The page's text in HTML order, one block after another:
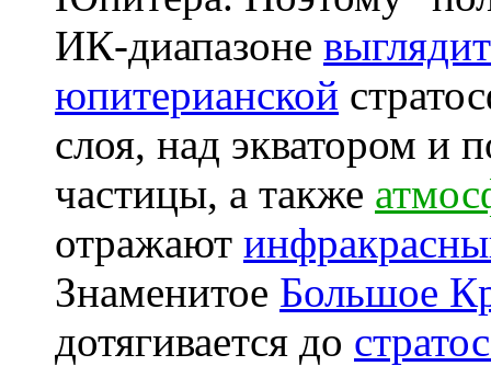
ИК-диапазоне выглядит
юпитерианской
слоя, над экватором и
частицы, а также
отражают
Знаменитое Большое
дотягивается до